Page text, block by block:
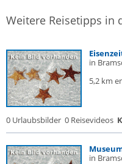
Weitere Reisetipps in
in
5,2 km
0 Urlaubsbilder 0 Reisevideos
in